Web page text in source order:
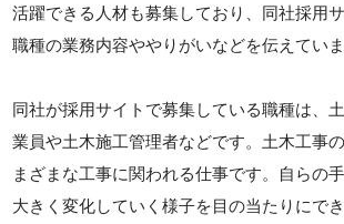
活躍できる人材も募集しており、同社採用
職種の業務内容ややりがいなどを伝えていま
同社が採用サイトで募集している職種は、
業員や土木施工管理者などです。土木工事
まざまな工事に関われる仕事です。自らの
大きく変化していく様子を目の当たりにで